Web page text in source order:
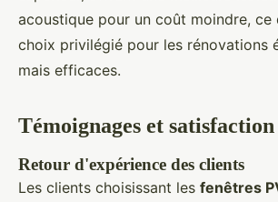
acoustique pour un coût moindre, ce
choix privilégié pour les rénovations
mais efficaces.
Témoignages et
Retour d'expérience des clients
Les clients choisissant les fenêtres